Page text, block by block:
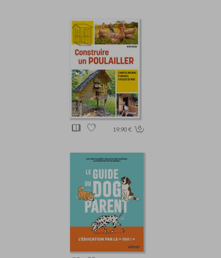
19.90 €